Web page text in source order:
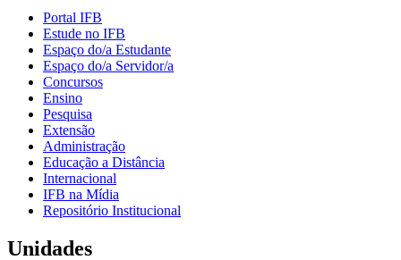
Portal IFB
Estude no IFB
Espaço do/a Estudante
Espaço do/a Servidor/a
Concursos
Ensino
Pesquisa
Extensão
Administração
Educação a Distância
Internacional
IFB na Mídia
Repositório Institucional
Unidades